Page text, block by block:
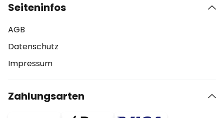
Seiteninfos
AGB
Datenschutz
Impressum
Zahlungsarten